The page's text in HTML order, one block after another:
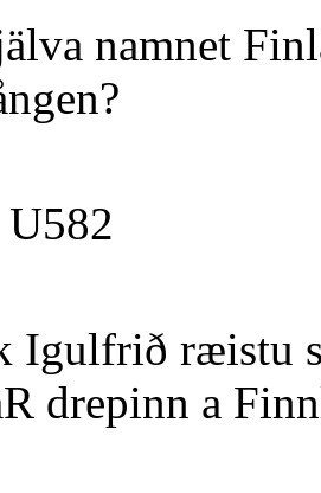
namnet
Igulfrið ræistu
drepinn a